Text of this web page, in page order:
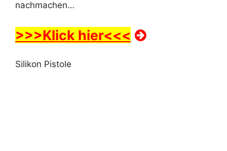
nachmachen…
>>>Klick hier<<<
Silikon Pistole